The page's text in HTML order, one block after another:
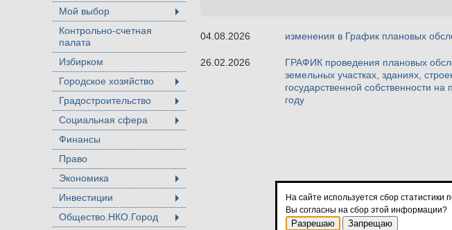
Мой выбор
Контрольно-счетная
палата
Избирком
Городское хозяйство
Градостроительство
Социальная сфера
Финансы
Право
Экономика
Инвестиции
Общество.НКО.Город
04.08.2026 изменения в График плановых
26.02.2026
ГРАФИК проведения плановых
земельных участках, зданиях,
государственной собственности
году
На сайте используется сбор
Вы согласны на сбор этой информации?
Разрешаю Запрещаю